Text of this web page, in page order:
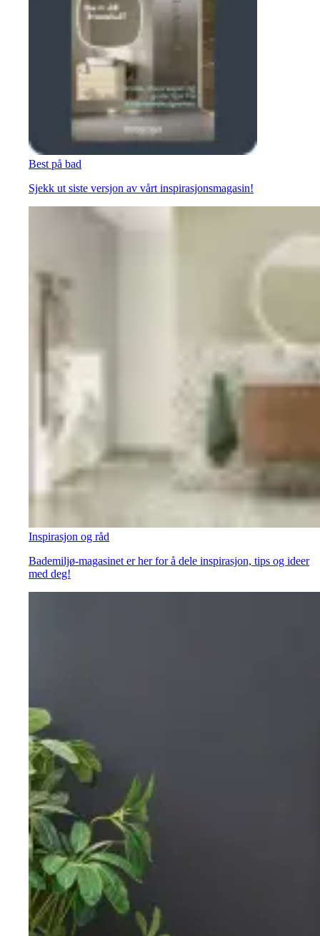
Best på bad
Sjekk ut siste versjon av vårt inspirasjonsmagasin!
Inspirasjon og råd
Bademiljø-magasinet er her for å dele inspirasjon, tips og ideer
med deg!